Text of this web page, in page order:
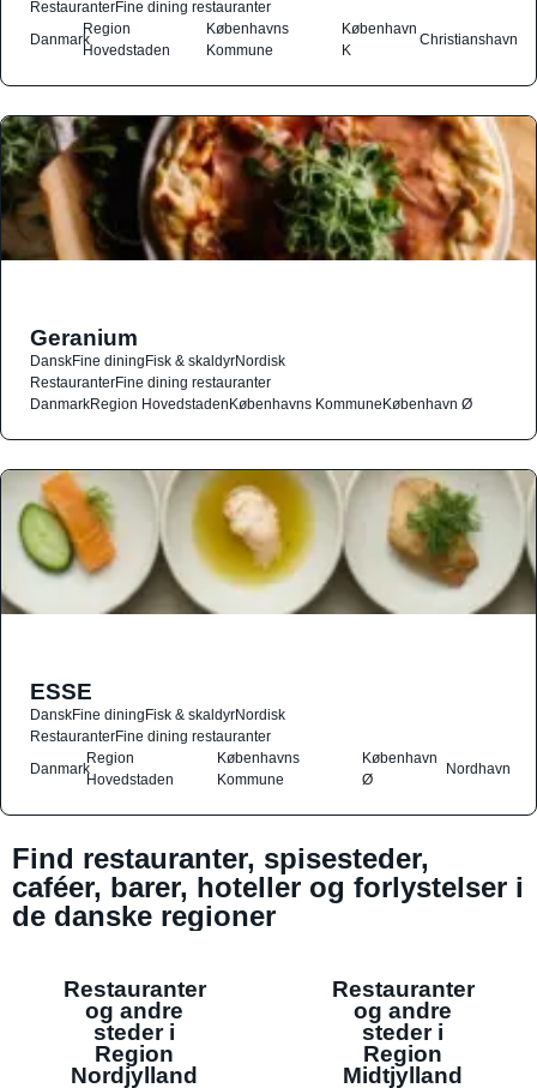
RestauranterFine dining restauranter
Danmark
Region
Hovedstaden
Københavns
Kommune
København
K
Christianshavn
Geranium
DanskFine diningFisk & skaldyrNordisk
RestauranterFine dining restauranter
DanmarkRegion HovedstadenKøbenhavns KommuneKøbenhavn Ø
ESSE
DanskFine diningFisk & skaldyrNordisk
RestauranterFine dining restauranter
Danmark
Region
Hovedstaden
Københavns
Kommune
København
Ø
Nordhavn
Find restauranter, spisesteder,
caféer, barer, hoteller og forlystelser i
de danske regioner
Restauranter
og andre
steder i
Region
Nordjylland
Restauranter
og andre
steder i
Region
Midtjylland